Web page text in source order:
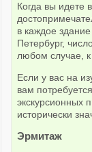
Когда вы идете
в каждое
Петербург,
любом случае,
Если у вас на
вам
экскурсионных
исторически
Эрмитаж